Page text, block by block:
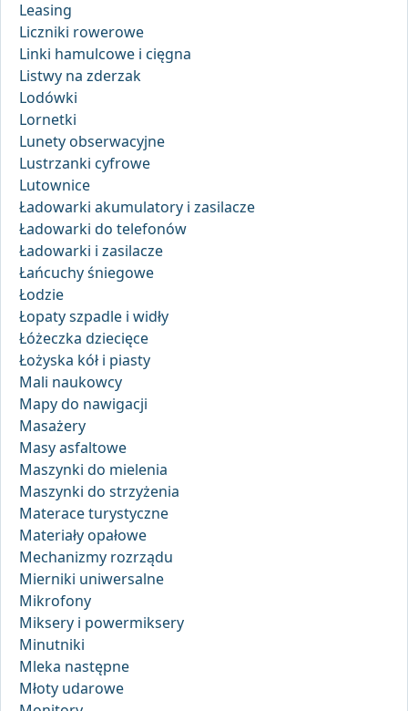
Leasing
Liczniki rowerowe
Linki hamulcowe i cięgna
Listwy na zderzak
Lodówki
Lornetki
Lunety obserwacyjne
Lustrzanki cyfrowe
Lutownice
Ładowarki akumulatory i zasilacze
Ładowarki do telefonów
Ładowarki i zasilacze
Łańcuchy śniegowe
Łodzie
Łopaty szpadle i widły
Łóżeczka dziecięce
Łożyska kół i piasty
Mali naukowcy
Mapy do nawigacji
Masażery
Masy asfaltowe
Maszynki do mielenia
Maszynki do strzyżenia
Materace turystyczne
Materiały opałowe
Mechanizmy rozrządu
Mierniki uniwersalne
Mikrofony
Miksery i powermiksery
Minutniki
Mleka następne
Młoty udarowe